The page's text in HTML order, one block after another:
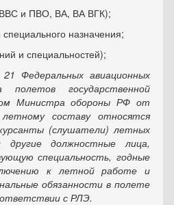
и ПВО, ВА, ВА ВГК);
назначения;
и специальностей);
Федеральных авиационных
полетов государственной
Министра обороны РФ от
составу относятся
(слушатели) летных
другие должностные лица,
специальность, годные
к летной работе и
обязанности в полете
с РЛЭ.